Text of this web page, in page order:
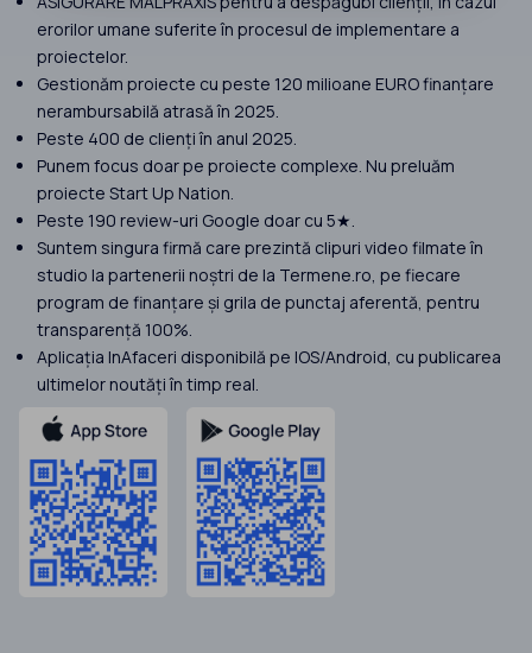
erorilor umane suferite în procesul de implementare a
proiectelor.
Gestionăm proiecte cu peste 120 milioane EURO finanțare
nerambursabilă atrasă în 2025.
Peste 400 de clienți în anul 2025.
Punem focus doar pe proiecte complexe. Nu preluăm
proiecte Start Up Nation.
Peste 190 review-uri Google doar cu 5★.
Suntem singura firmă care prezintă clipuri video filmate în
studio la partenerii noștri de la Termene.ro, pe fiecare
program de finanțare și grila de punctaj aferentă, pentru
transparență 100%.
Aplicația InAfaceri disponibilă pe IOS/Android, cu publicarea
ultimelor noutăți în timp real.